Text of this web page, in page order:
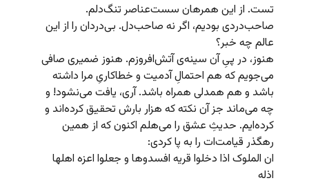
تست. از این همرهان سست‌عناصر تنگ‌دلم.
صاحب‌دردی بودیم، اگر نه صاحب‌دل. بی‌دردان را از این
عالم چه خبر؟
هنوز، در پیِ آن سینه‌ی آتش‌افروزم. هنوز ضمیری صافی
می‌جویم که هم احتمالِ آدمیت و خطاکاریِ مرا داشته
باشد و هم همدلی همراه باشد. آری، یافت می‌نشود! و
چه می‌ماند جز آن نکته که هزار بارش تحقیق کرده‌اند و
کرده‌ایم. حدیثِ عشق را می‌هلم اکنون که از همین
رهگذر قیامت‌ات را به پا کردی:
ان الملوک اذا دخلوا قریه افسدوها و جعلوا اعزه اهلها
اذله